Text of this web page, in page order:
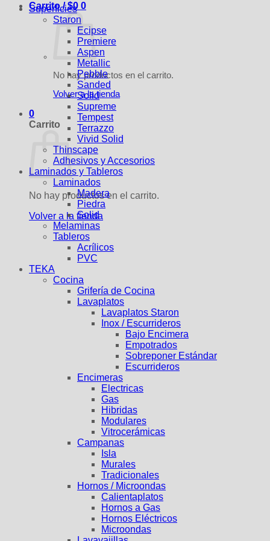
Carrito /$0 0
No hay productos en el carrito.
Volver a la tienda
0
Carrito
No hay productos en el carrito.
Volver a la tienda
Superficies
Staron
Ecipse
Premiere
Aspen
Metallic
Pebble
Sanded
Solid
Supreme
Tempest
Terrazzo
Vivid Solid
Thinscape
Adhesivos y Accesorios
Laminados y Tableros
Laminados
Madera
Piedra
Solid
Melaminas
Tableros
Acrílicos
PVC
TEKA
Cocina
Grifería de Cocina
Lavaplatos
Lavaplatos Staron
Inox / Escurrideros
Bajo Encimera
Empotrados
Sobreponer Estándar
Escurrideros
Encimeras
Electricas
Gas
Hibridas
Modulares
Vitrocerámicas
Campanas
Isla
Murales
Tradicionales
Hornos / Microondas
Calientaplatos
Hornos a Gas
Hornos Eléctricos
Microondas